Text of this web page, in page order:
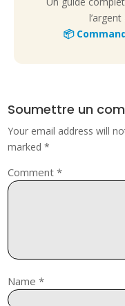
📦
Soumettre un
Your email address will
marked*
Comment*
Name*